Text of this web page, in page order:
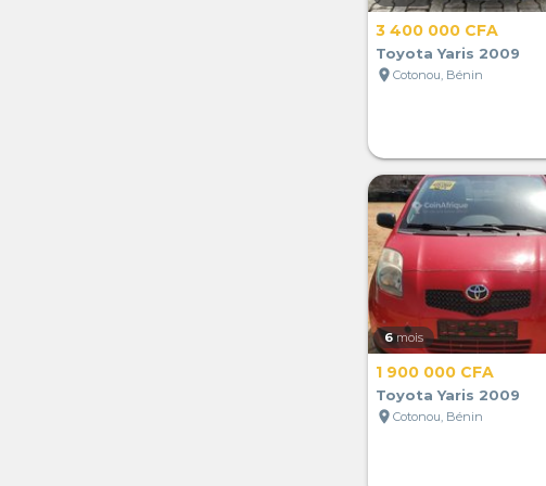
3 400 000 CFA
Toyota Yaris 2009
location_on Cotonou, Bénin
6 mois
1 900 000 CFA
Toyota Yaris 2009
location_on Cotonou, Bénin